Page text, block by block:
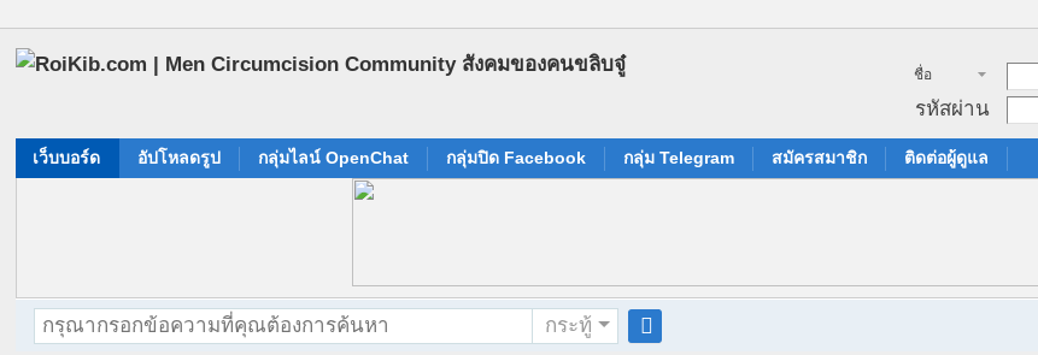
ชื่อ
สมาชิก
รหัสผ่าน
เว็บบอร์ด อัปโหลดรูป กลุ่มไลน์ OpenChat กลุ่มปิด Facebook กลุ่ม Telegram สมัครสมาชิก ติดต่อผู้ดูแล
กระทู้